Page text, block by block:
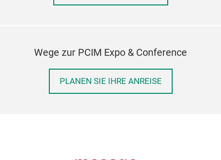
Wege zur PCIM Expo & Conference
PLANEN SIE IHRE ANREISE